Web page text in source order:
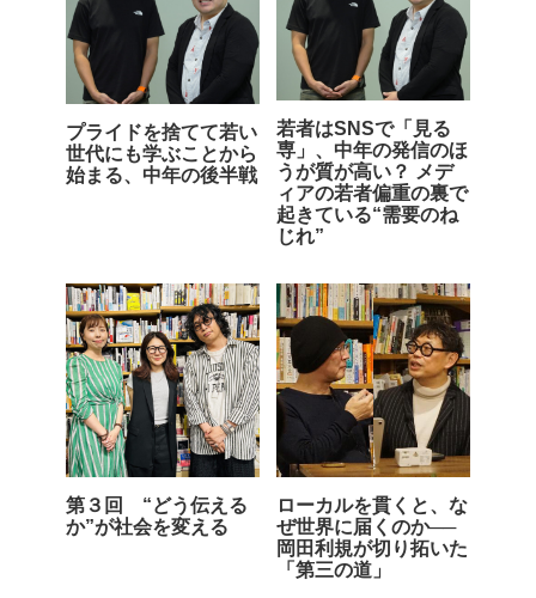
プライドを捨てて若い
世代にも学ぶことから
始まる、中年の後半戦
若者はSNSで「見る
専」、中年の発信のほ
うが質が高い？ メデ
ィアの若者偏重の裏で
起きている“需要のね
じれ”
第３回 “どう伝える
か”が社会を変える
ローカルを貫くと、な
ぜ世界に届くのか──
岡田利規が切り拓いた
「第三の道」